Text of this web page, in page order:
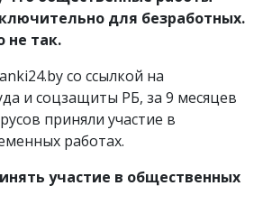
для безработных.
не так.
со ссылкой на
и соцзащиты РБ, за 9 месяцев
приняли участие в
работах.
участие в общественных